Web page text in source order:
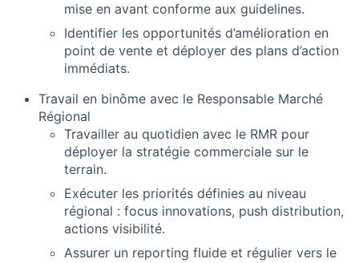
mise en avant conforme aux guidelines.
Identifier les opportunités d’amélioration en
point de vente et déployer des plans d’action
immédiats.
Travail en binôme avec le Responsable Marché
Régional
Travailler au quotidien avec le RMR pour
déployer la stratégie commerciale sur le
terrain.
Exécuter les priorités définies au niveau
régional : focus innovations, push distribution,
actions visibilité.
Assurer un reporting fluide et régulier vers le